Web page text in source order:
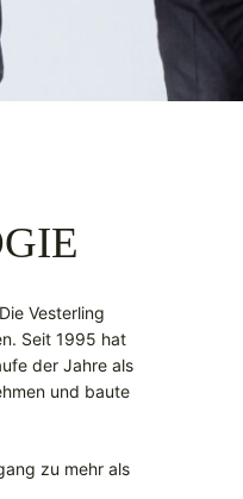
Vesterling
Seit 1995 hat
der Jahre als
und baute
zu mehr als